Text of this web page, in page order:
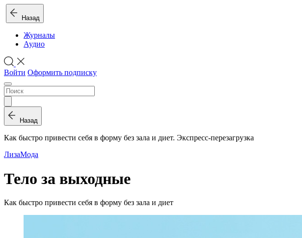
Назад
Журналы
Аудио
Войти Оформить подписку
Назад
Как быстро привести себя в форму без зала и диет. Экспресс-перезагрузка
ЛизаМода
Тело за выходные
Как быстро привести себя в форму без зала и диет